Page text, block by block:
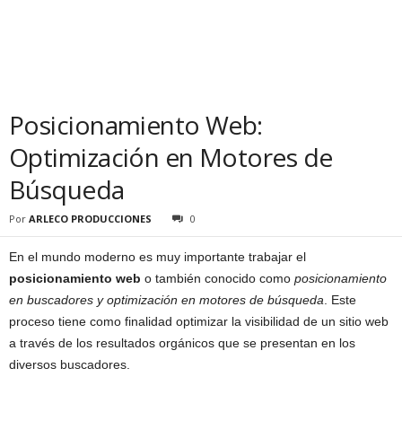
Posicionamiento Web:
Optimización en Motores de
Búsqueda
Por ARLECO PRODUCCIONES 0
En el mundo moderno es muy importante trabajar el
posicionamiento web o también conocido como posicionamiento
en buscadores y optimización en motores de búsqueda . Este
proceso tiene como finalidad optimizar la visibilidad de un sitio web
a través de los resultados orgánicos que se presentan en los
diversos buscadores.